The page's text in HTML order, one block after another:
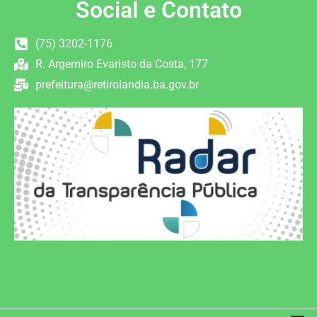
Social e Contato
(75) 3202-1176
R. Argemiro Evaristo da Costa, 177
prefeitura@retirolandia.ba.gov.br